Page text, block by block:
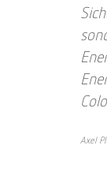
Axel